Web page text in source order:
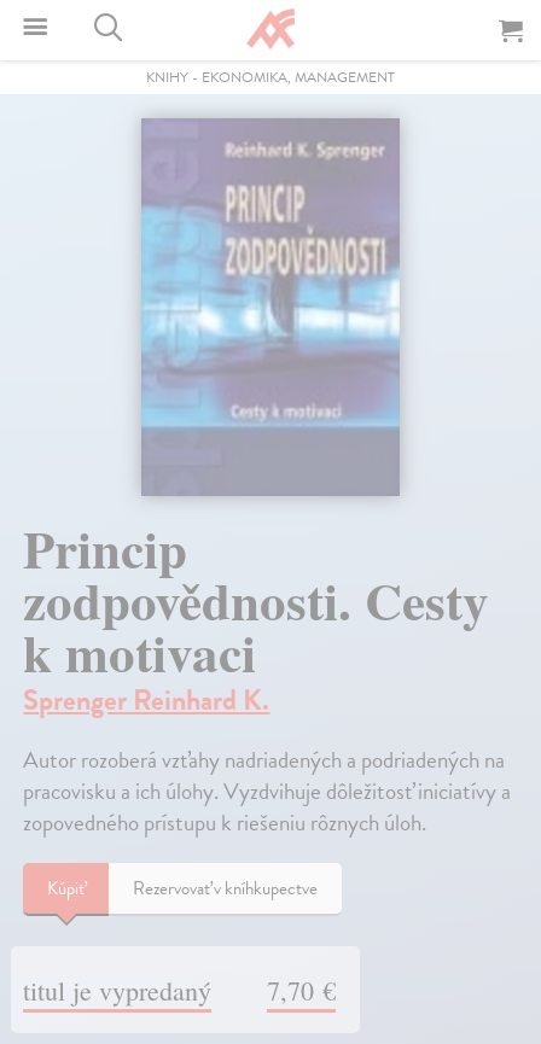
KNIHY - EKONOMIKA, MANAGEMENT
Princip
zodpovědnosti. Cesty
k motivaci
Sprenger Reinhard K.
Autor rozoberá vzťahy nadriadených a podriadených na
pracovisku a ich úlohy. Vyzdvihuje dôležitosť iniciatívy a
zopovedného prístupu k riešeniu rôznych úloh.
Kúpiť Rezervovať v kníhkupectve
titul je vypredaný 7,70 €